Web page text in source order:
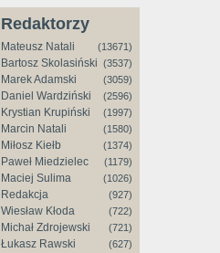
Redaktorzy
Mateusz Natali (13671)
Bartosz Skolasiński (3537)
Marek Adamski (3059)
Daniel Wardziński (2596)
Krystian Krupiński (1997)
Marcin Natali (1580)
Miłosz Kiełb (1374)
Paweł Miedzielec (1179)
Maciej Sulima (1026)
Redakcja (927)
Wiesław Kłoda (722)
Michał Zdrojewski (721)
Łukasz Rawski (627)